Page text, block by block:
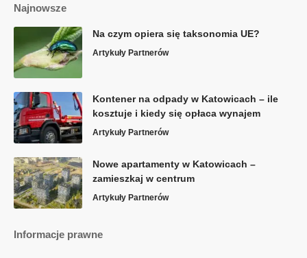
Najnowsze
Na czym opiera się taksonomia UE?
Artykuły Partnerów
Kontener na odpady w Katowicach – ile
kosztuje i kiedy się opłaca wynajem
Artykuły Partnerów
Nowe apartamenty w Katowicach –
zamieszkaj w centrum
Artykuły Partnerów
Informacje prawne